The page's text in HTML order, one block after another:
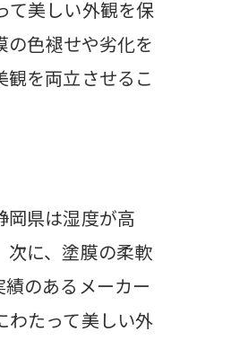
て美しい外観を保
の色褪せや劣化を
を両立させるこ
岡県は湿度が高
次に、塗膜の柔軟
のあるメーカー
わたって美しい外